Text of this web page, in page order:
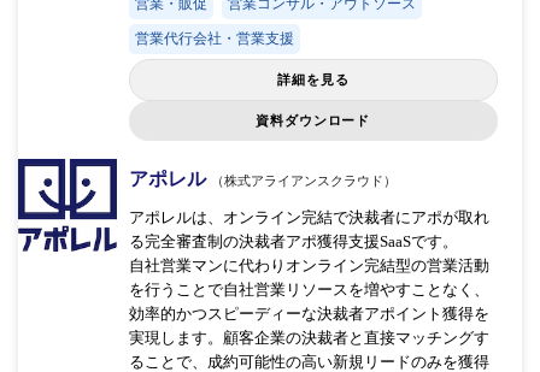
営業代行会社・営業支援
詳細を見る
資料ダウンロード
アポレル （株式アライアンスクラウド）
アポレルは、オンライン完結で決裁者にアポが取れ
る完全審査制の決裁者アポ獲得⽀援SaaSです。
⾃社営業マンに代わりオンライン完結型の営業活動
を⾏うことで⾃社営業リソースを増やすことなく、
効率的かつスピーディーな決裁者アポイント獲得を
実現します。顧客企業の決裁者と直接マッチングす
ることで、成約可能性の⾼い新規リードのみを獲得